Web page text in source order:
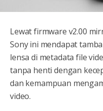
Lewat firmware v2.00
Sony ini mendapat
lensa di metadata file
tanpa henti dengan
dan kemampuan
video.